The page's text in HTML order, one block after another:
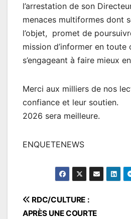
l’arrestation de son
menaces multiformes dont
l’objet, promet de
mission d’informer en
s’engageant à faire mieux
Merci aux milliers de nos
confiance et leur soutien.
2026 sera meilleure.
ENQUETENEWS
Navigation
RDC/CULTURE :
APRÈS UNE COURTE